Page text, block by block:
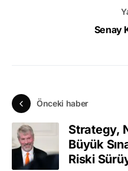
Senay
Önceki haber
Strategy,
Büyük
Riski